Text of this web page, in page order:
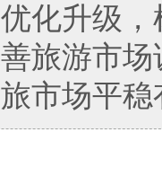
化升级，
旅游市
市场平稳